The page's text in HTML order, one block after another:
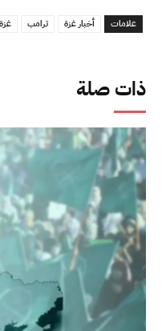
ذات صلة
علامات أخبار غزة ترامب غزة